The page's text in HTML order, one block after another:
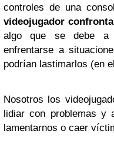
controles de una
videojugador
algo que se debe a
enfrentarse a
podrían lastimarlos (en
Nosotros los
lidiar con problemas y
lamentarnos o caer